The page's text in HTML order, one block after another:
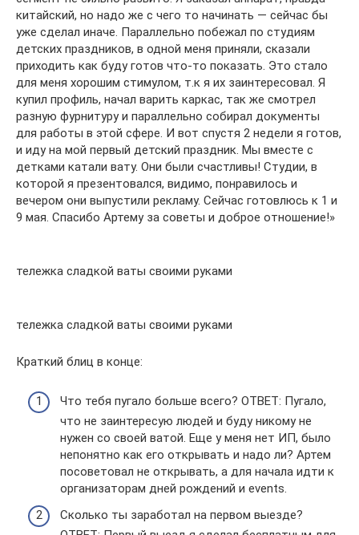
китайский, но надо же с чего то начинать — сейчас бы
уже сделал иначе. Параллельно побежал по студиям
детских праздников, в одной меня приняли, сказали
приходить как буду готов что-то показать. Это стало
для меня хорошим стимулом, т.к я их заинтересовал. Я
купил профиль, начал варить каркас, так же смотрел
разную фурнитуру и параллельно собирал документы
для работы в этой сфере. И вот спустя 2 недели я готов,
и иду на мой первый детский праздник. Мы вместе с
детками катали вату. Они были счастливы! Студии, в
которой я презентовался, видимо, понравилось и
вечером они выпустили рекламу. Сейчас готовлюсь к 1 и
9 мая. Спасибо Артему за советы и доброе отношение!»
тележка сладкой ваты своими руками
тележка сладкой ваты своими руками
Краткий блиц в конце:
Что тебя пугало больше всего? ОТВЕТ: Пугало,
что не заинтересую людей и буду никому не
нужен со своей ватой. Еще у меня нет ИП, было
непонятно как его открывать и надо ли? Артем
посоветовал не открывать, а для начала идти к
организаторам дней рождений и events.
Сколько ты заработал на первом выезде?